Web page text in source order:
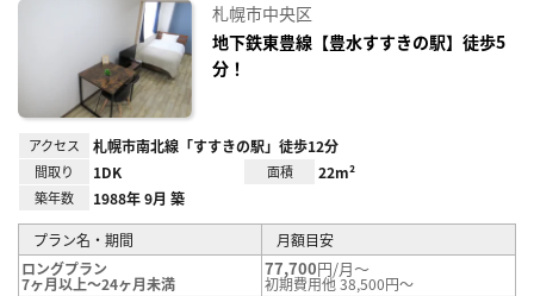
録
札幌市中央区
地下鉄東豊線【豊水すすきの駅】徒歩5
分！
アクセス 札幌市南北線「すすきの駅」徒歩12分
間取り 1DK 面積 22m²
築年数 1988年 9月 築
プラン名・期間
月額目安
ロングプラン
7ヶ月以上～24ヶ月未満
77,700円/月～
初期費用他 38,500円～